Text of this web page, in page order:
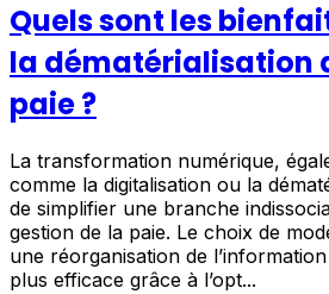
Quels sont les
la dématérialisation
paie ?
La transformation numérique,
comme la digitalisation ou la
de simplifier une branche
gestion de la paie. Le choix de
une réorganisation de
plus efficace grâce à l’opt...